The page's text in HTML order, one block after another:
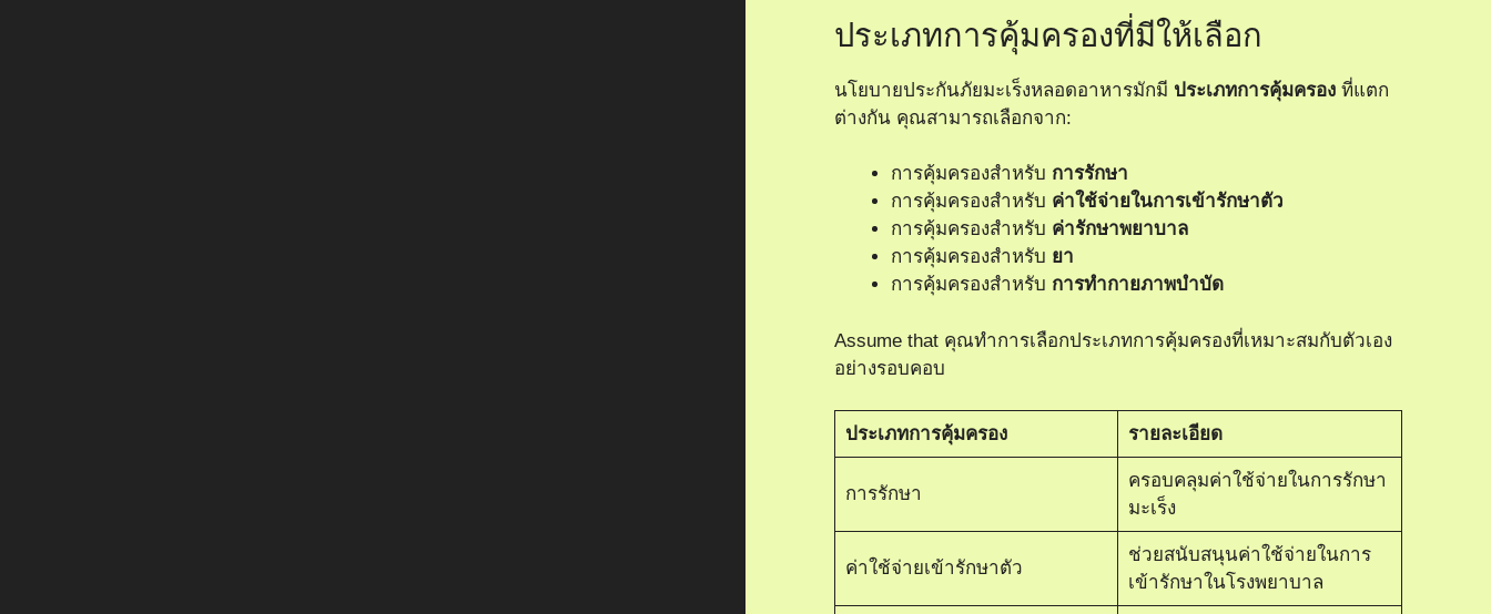
ประเภทการคุ้มครองที่มีให้เลือก
นโยบายประกันภัยมะเร็งหลอดอาหารมักมี ประเภทการคุ้มครอง ที่แตก
ต่างกัน คุณสามารถเลือกจาก:
การคุ้มครองสำหรับ การรักษา
การคุ้มครองสำหรับ ค่าใช้จ่ายในการเข้ารักษาตัว
การคุ้มครองสำหรับ ค่ารักษาพยาบาล
การคุ้มครองสำหรับ ยา
การคุ้มครองสำหรับ การทำกายภาพบำบัด
Assume that คุณทำการเลือกประเภทการคุ้มครองที่เหมาะสมกับตัวเอง
อย่างรอบคอบ
ประเภทการคุ้มครอง รายละเอียด
การรักษา
ครอบคลุมค่าใช้จ่ายในการรักษา
มะเร็ง
ค่าใช้จ่ายเข้ารักษาตัว
ช่วยสนับสนุนค่าใช้จ่ายในการ
เข้ารักษาในโรงพยาบาล